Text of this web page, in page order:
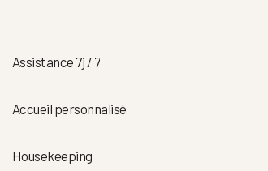
Assistance 7j / 7
Accueil personnalisé
Housekeeping